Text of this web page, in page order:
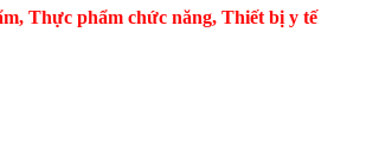
Thực phẩm chức năng, Thiết bị y tế